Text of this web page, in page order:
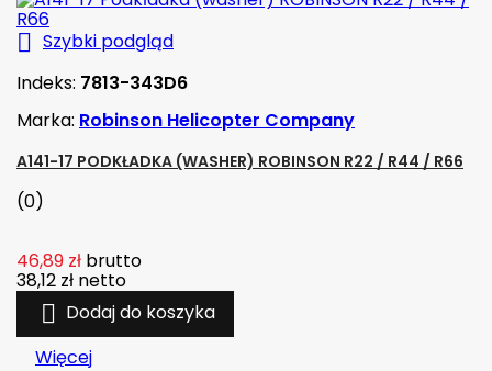
 Szybki podgląd
Indeks: 7813-343D6
Marka: Robinson Helicopter Company
A141-17 PODKŁADKA (WASHER) ROBINSON R22 / R44 / R66
(0)
46,89 zł brutto
38,12 zł netto
 Dodaj do koszyka
Więcej